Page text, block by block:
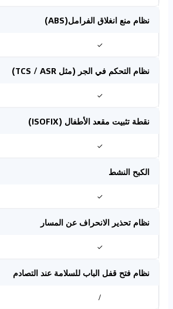
نظام منع انغلاق الفرامل(ABS)
✓
نظام التحكم في الجر (مثل TCS / ASR)
✓
نقطة تثبيت مقعد الأطفال (ISOFIX)
✓
الكبح النشط
✓
نظام تحذير الانحراف عن المسار
✓
نظام فتح قفل الباب للسلامة عند التصادم
/